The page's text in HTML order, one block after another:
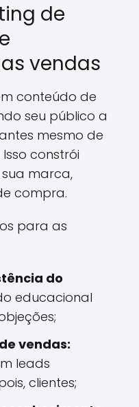
de
vendas
conteúdo de
seu público a
mesmo de
constrói
marca,
compra.
para as
do
educacional
vendas:
leads
clientes;